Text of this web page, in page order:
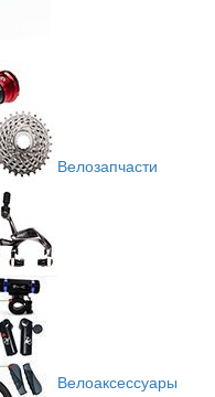
Велозапчасти
Велоаксессуары